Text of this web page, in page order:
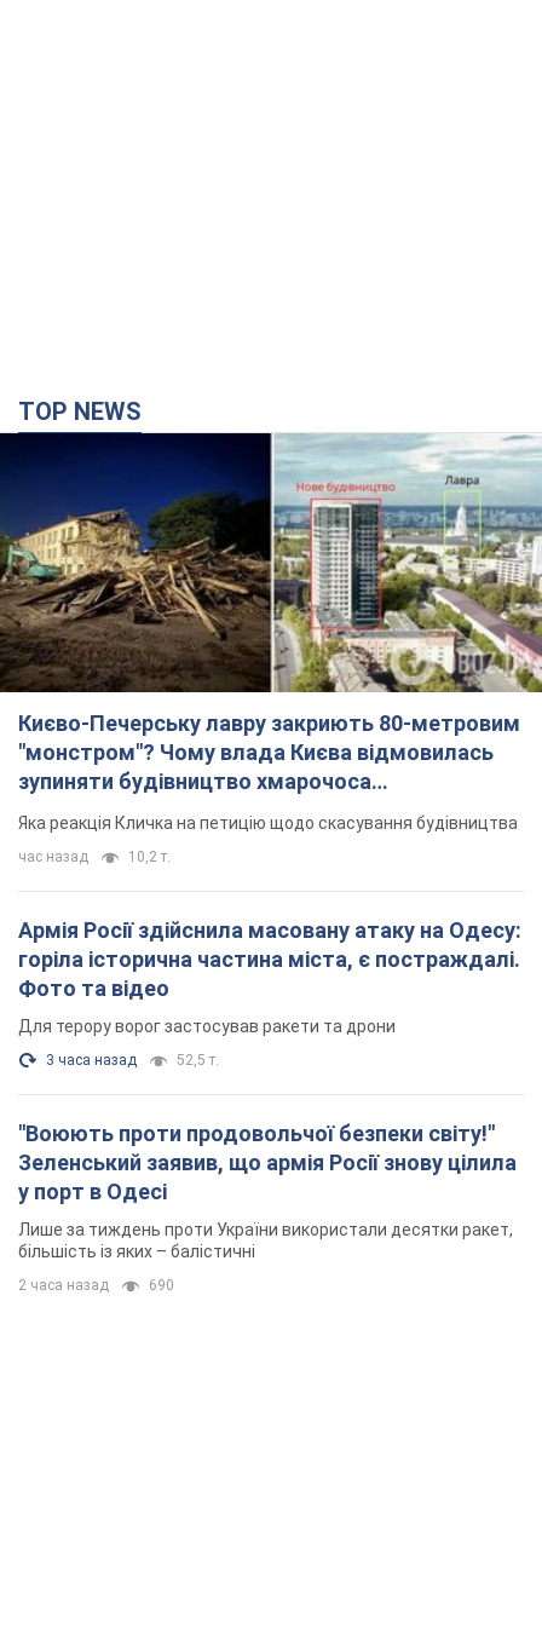
TOP NEWS
Києво-Печерську лавру закриють 80-метровим
"монстром"? Чому влада Києва відмовилась
зупиняти будівництво хмарочоса
"московського вірянина"
Яка реакція Кличка на петицію щодо скасування будівництва
час назад 10,2 т.
Армія Росії здійснила масовану атаку на Одесу:
горіла історична частина міста, є постраждалі.
Фото та відео
Для терору ворог застосував ракети та дрони
3 часа назад 52,5 т.
"Воюють проти продовольчої безпеки світу!"
Зеленський заявив, що армія Росії знову цілила
у порт в Одесі
Лише за тиждень проти України використали десятки ракет,
більшість із яких – балістичні
2 часа назад 690